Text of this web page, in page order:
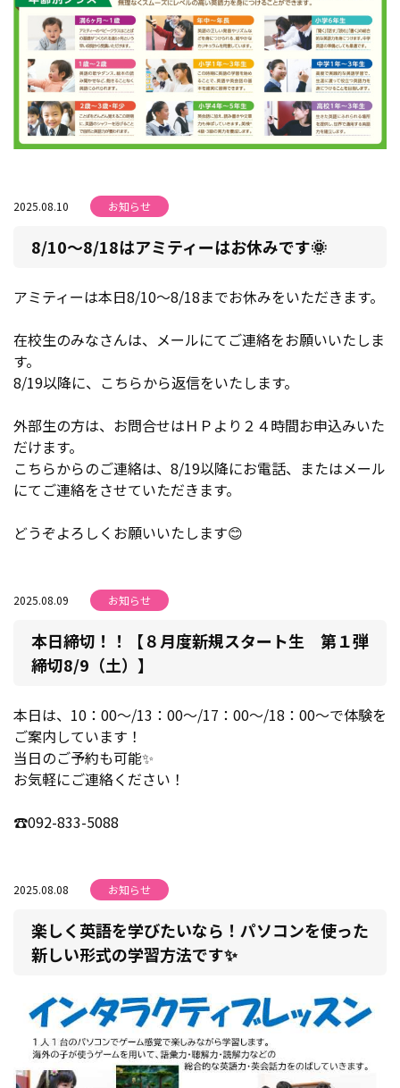
2025.08.10 お知らせ
8/10～8/18はアミティーはお休みです🌞
アミティーは本日8/10～8/18までお休みをいただきます。
在校生のみなさんは、メールにてご連絡をお願いいたしま
す。
8/19以降に、こちらから返信をいたします。
外部生の方は、お問合せはＨＰより２４時間お申込みいた
だけます。
こちらからのご連絡は、8/19以降にお電話、またはメール
にてご連絡をさせていただきます。
どうぞよろしくお願いいたします😊
2025.08.09 お知らせ
本日締切！！【８月度新規スタート生 第１弾
締切8/9（土）】
本日は、10：00～/13：00～/17：00～/18：00～で体験を
ご案内しています！
当日のご予約も可能✨
お気軽にご連絡ください！
☎092-833-5088
2025.08.08 お知らせ
楽しく英語を学びたいなら！パソコンを使った
新しい形式の学習方法です✨